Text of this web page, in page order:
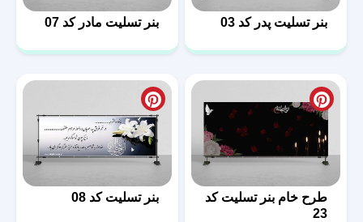
بنر تسلیت پدر کد 03 بنر تسلیت مادر کد 07
طرح خام بنر تسلیت کد
23
بنر تسلیت کد 08